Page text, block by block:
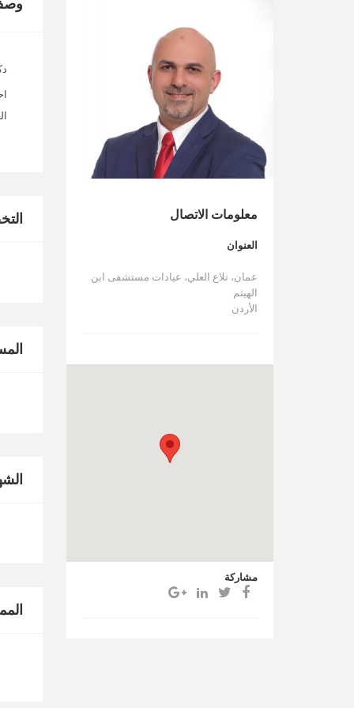
معلومات الاتصال
العنوان
عمان، تلاع العلي، عيادات مستشفى ابن
الهيثم
الأردن
مشاركة